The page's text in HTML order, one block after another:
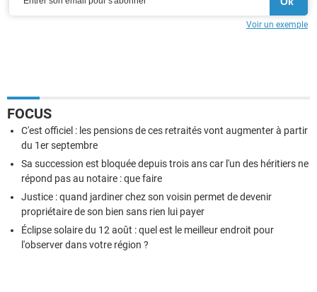
Voir un exemple
FOCUS
C'est officiel : les pensions de ces retraités vont augmenter à partir
du 1er septembre
Sa succession est bloquée depuis trois ans car l'un des héritiers ne
répond pas au notaire : que faire
Justice : quand jardiner chez son voisin permet de devenir
propriétaire de son bien sans rien lui payer
Éclipse solaire du 12 août : quel est le meilleur endroit pour
l'observer dans votre région ?